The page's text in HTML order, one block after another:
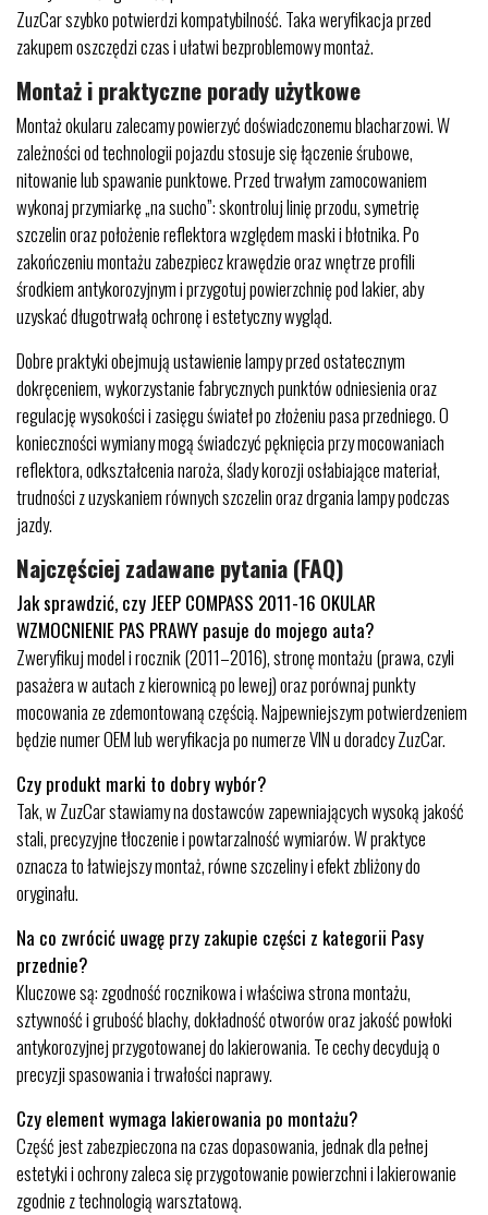
ZuzCar szybko potwierdzi kompatybilność. Taka weryfikacja przed
zakupem oszczędzi czas i ułatwi bezproblemowy montaż.
Montaż i praktyczne porady użytkowe
Montaż okularu zalecamy powierzyć doświadczonemu blacharzowi. W
zależności od technologii pojazdu stosuje się łączenie śrubowe,
nitowanie lub spawanie punktowe. Przed trwałym zamocowaniem
wykonaj przymiarkę „na sucho”: skontroluj linię przodu, symetrię
szczelin oraz położenie reflektora względem maski i błotnika. Po
zakończeniu montażu zabezpiecz krawędzie oraz wnętrze profili
środkiem antykorozyjnym i przygotuj powierzchnię pod lakier, aby
uzyskać długotrwałą ochronę i estetyczny wygląd.
Dobre praktyki obejmują ustawienie lampy przed ostatecznym
dokręceniem, wykorzystanie fabrycznych punktów odniesienia oraz
regulację wysokości i zasięgu świateł po złożeniu pasa przedniego. O
konieczności wymiany mogą świadczyć pęknięcia przy mocowaniach
reflektora, odkształcenia naroża, ślady korozji osłabiające materiał,
trudności z uzyskaniem równych szczelin oraz drgania lampy podczas
jazdy.
Najczęściej zadawane pytania (FAQ)
Jak sprawdzić, czy JEEP COMPASS 2011-16 OKULAR
WZMOCNIENIE PAS PRAWY pasuje do mojego auta?
Zweryfikuj model i rocznik (2011–2016), stronę montażu (prawa, czyli
pasażera w autach z kierownicą po lewej) oraz porównaj punkty
mocowania ze zdemontowaną częścią. Najpewniejszym potwierdzeniem
będzie numer OEM lub weryfikacja po numerze VIN u doradcy ZuzCar.
Czy produkt marki to dobry wybór?
Tak, w ZuzCar stawiamy na dostawców zapewniających wysoką jakość
stali, precyzyjne tłoczenie i powtarzalność wymiarów. W praktyce
oznacza to łatwiejszy montaż, równe szczeliny i efekt zbliżony do
oryginału.
Na co zwrócić uwagę przy zakupie części z kategorii Pasy
przednie?
Kluczowe są: zgodność rocznikowa i właściwa strona montażu,
sztywność i grubość blachy, dokładność otworów oraz jakość powłoki
antykorozyjnej przygotowanej do lakierowania. Te cechy decydują o
precyzji spasowania i trwałości naprawy.
Czy element wymaga lakierowania po montażu?
Część jest zabezpieczona na czas dopasowania, jednak dla pełnej
estetyki i ochrony zaleca się przygotowanie powierzchni i lakierowanie
zgodnie z technologią warsztatową.